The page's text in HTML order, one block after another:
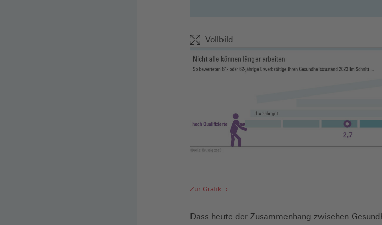
Vollbild
Zur Grafik
Dass heute der Zusammenhang zwischen